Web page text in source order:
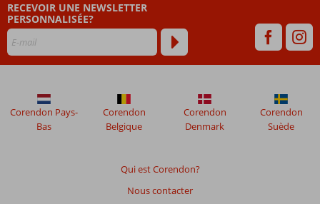
RECEVOIR UNE NEWSLETTER
PERSONNALISÉE?
Qui est Corendon?
Nous contacter
Corendon Pays-
Bas
Corendon
Belgique
Corendon
Denmark
Corendon
Suède